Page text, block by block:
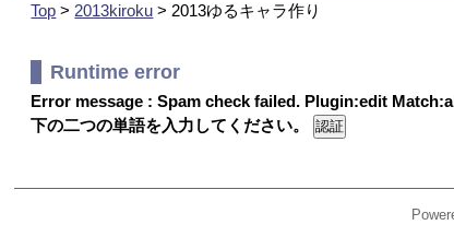
Top > 2013kiroku > 2013ゆるキャラ作り
Runtime error
Error message : Spam check failed. Plugin:edit
下の二つの単語を入力してください。